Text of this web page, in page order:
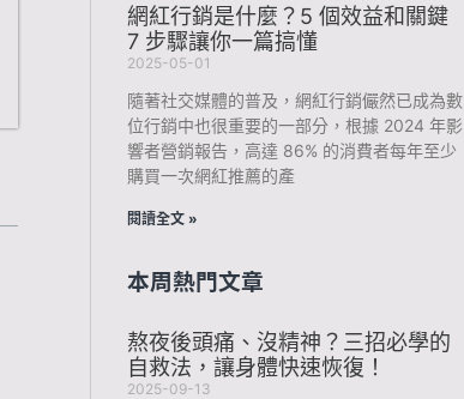
網紅行銷是什麼？5 個效益和關鍵
7 步驟讓你一篇搞懂
2025-05-01
隨著社交媒體的普及，網紅行銷儼然已成為數
位行銷中也很重要的一部分，根據 2024 年影
響者營銷報告，高達 86% 的消費者每年至少
購買一次網紅推薦的產
閱讀全文 »
本周熱門文章
熬夜後頭痛、沒精神？三招必學的
自救法，讓身體快速恢復！
2025-09-13